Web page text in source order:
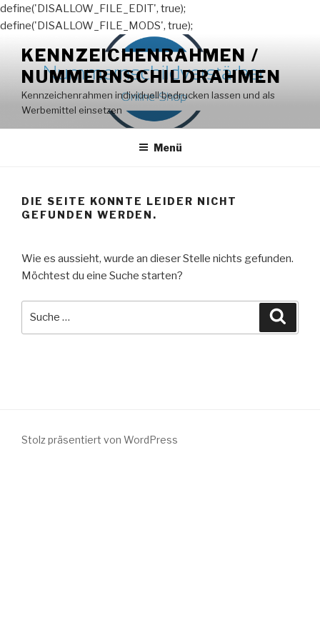
define('DISALLOW_FILE_EDIT', true);
define('DISALLOW_FILE_MODS', true);
Inhalt
springen
KENNZEICHENRAHMEN /
NUMMERNSCHILDRAHMEN
Kennzeichenrahmen individuell bedrucken lassen und als
Werbemittel einsetzen
Menü
DIE SEITE KONNTE LEIDER NICHT
GEFUNDEN WERDEN.
Wie es aussieht, wurde an dieser Stelle nichts gefunden.
Möchtest du eine Suche starten?
Stolz präsentiert von WordPress